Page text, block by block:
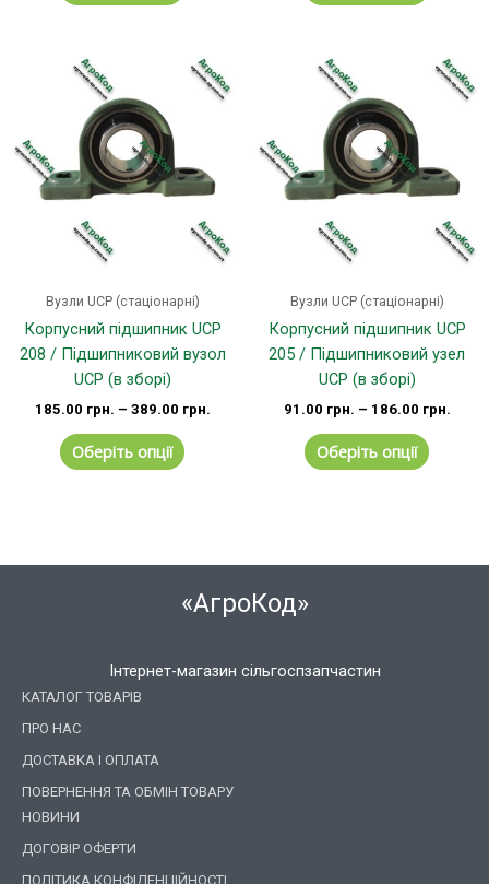
Вузли UCP (стаціонарні)
Корпусний підшипник UCP
208 / Підшипниковий вузол
UCP (в зборі)
185.00 грн. – 389.00 грн.
Оберіть опції
Цей
товар
варіантів.
Параметри
можна
вибрати
сторінці
товару
Вузли UCP (стаціонарні)
Корпусний підшипник UCP
205 / Підшипниковий узел
UCP (в зборі)
91.00 грн. – 186.00 грн.
Оберіть опції
Цей
товар
можна
вибрати
сторінці
товару
«АгроКод»
Інтернет-магазин сільгоспзапчастин
КАТАЛОГ ТОВАРІВ
ПРО НАС
ДОСТАВКА І ОПЛАТА
ПОВЕРНЕННЯ ТА ОБМІН ТОВАРУ
НОВИНИ
ДОГОВІР ОФЕРТИ
ПОЛІТИКА КОНФІДЕНЦІЙНОСТІ